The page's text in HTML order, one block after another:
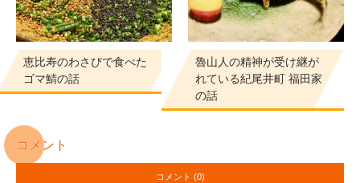
恵比寿のわさびで食べた
ゴマ鯖の話
魯山人の精神が受け継が
れている紀尾井町 福田家
の話
コメント
コメント (0)